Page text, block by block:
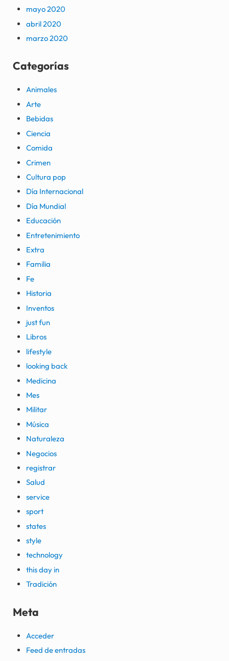
mayo 2020
abril 2020
marzo 2020
Categorías
Animales
Arte
Bebidas
Ciencia
Comida
Crimen
Cultura pop
Día Internacional
Día Mundial
Educación
Entretenimiento
Extra
Familia
Fe
Historia
Inventos
just fun
Libros
lifestyle
looking back
Medicina
Mes
Militar
Música
Naturaleza
Negocios
registrar
Salud
service
sport
states
style
technology
this day in
Tradición
Meta
Acceder
Feed de entradas